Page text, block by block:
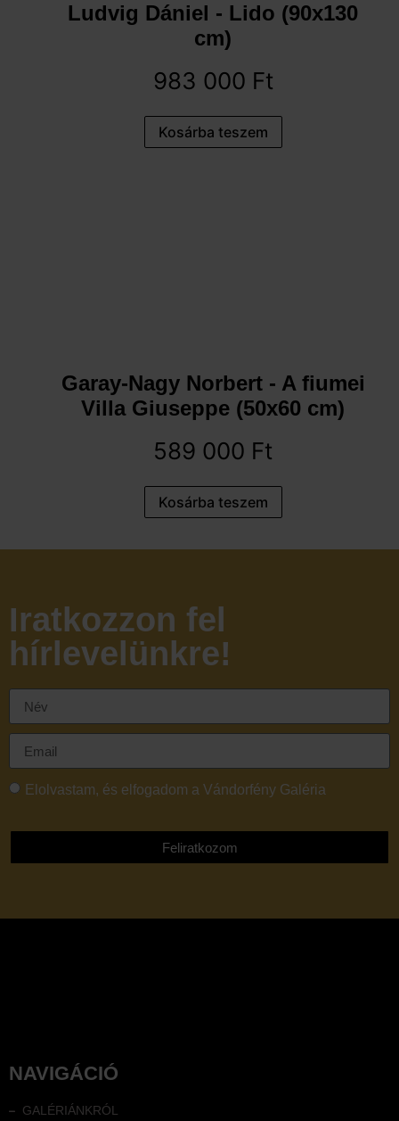
Ludvig Dániel - Lido (90x130
cm)
983 000 Ft
Kosárba teszem
Garay-Nagy Norbert - A fiumei
Villa Giuseppe (50x60 cm)
589 000 Ft
Kosárba teszem
Iratkozzon fel
hírlevelünkre!
Elolvastam, és elfogadom a Vándorfény Galéria
Feliratkozom
NAVIGÁCIÓ
GALÉRIÁNKRÓL